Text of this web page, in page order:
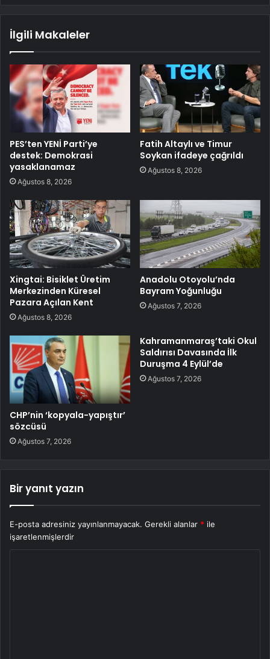
İlgili Makaleler
PES’ten YENİ Parti’ye
destek: Demokrasi
yasaklanamaz
Ağustos 8, 2026
Fatih Altaylı ve Timur
Soykan ifadeye çağrıldı
Ağustos 8, 2026
Xingtai: Bisiklet Üretim
Merkezinden Küresel
Pazara Açılan Kent
Ağustos 8, 2026
Anadolu Otoyolu’nda
Bayram Yoğunluğu
Ağustos 7, 2026
CHP’nin ‘kopyala-yapıştır’
sözcüsü
Ağustos 7, 2026
Kahramanmaraş’taki Okul
Saldırısı Davasında İlk
Duruşma 4 Eylül’de
Ağustos 7, 2026
Bir yanıt yazın
E-posta adresiniz yayınlanmayacak. Gerekli alanlar * ile
işaretlenmişlerdir